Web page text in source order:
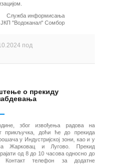
Служба информисања
ЈКП "Водоканал" Сомбор
под
о прекиду
због извођења радова на
прикључка, доћи ће до прекида
у Индустријској зони, као и у
Жарковац и Лугово. Прекид
од 8 до 10 часова односно до
Контакт телефон за додатне